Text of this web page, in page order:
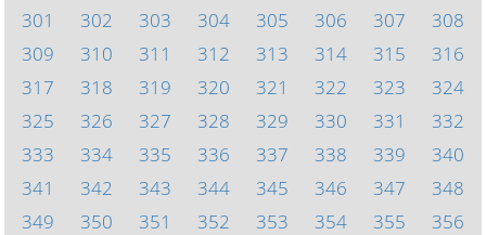
301
302 303 304 305 306 307
308
309
310 311 312 313 314 315
316
317
318 319 320 321 322 323
324
325
326 327 328 329 330 331
332
333
334 335 336 337 338 339
340
341
342 343 344 345 346 347
348
349
350 351 352 353 354 355 356